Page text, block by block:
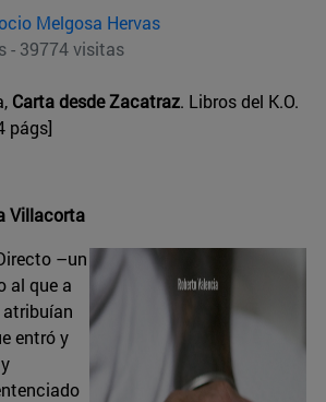
Melgosa Hervas
- 39774 visitas
Carta desde Zacatraz. Libros del K.O.
págs]
Villacorta
–un
al que a
atribuían
entró y